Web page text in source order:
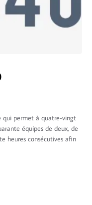
qui permet à quatre-vingt
équipes de deux, de
heures consécutives afin